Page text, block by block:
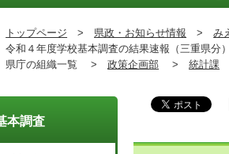
トップページ > 県政・お知らせ情報 > み
令和４年度学校基本調査の結果速報（三重県分
県庁の組織一覧 > 政策企画部 > 統計課
本調査